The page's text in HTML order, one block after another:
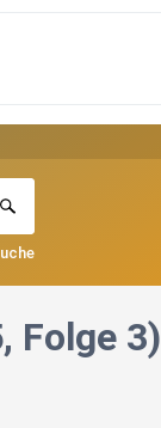
Folge 3)